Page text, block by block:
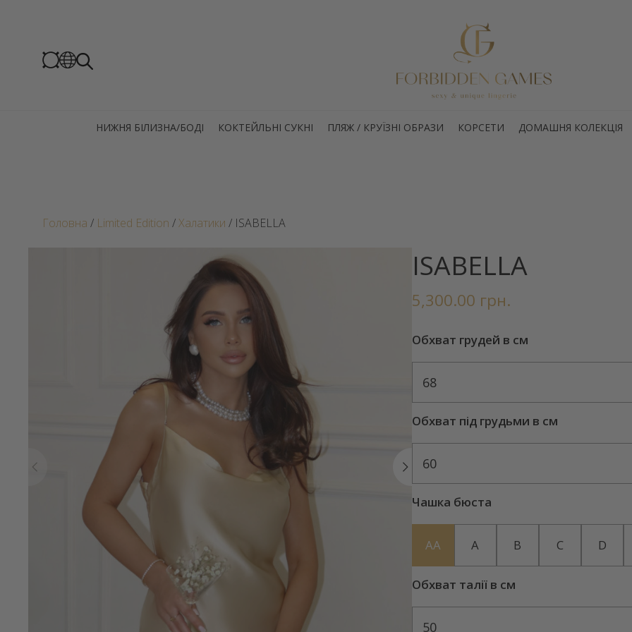
НИЖНЯ БІЛИЗНА/БОДІ КОКТЕЙЛЬНІ СУКНІ ПЛЯЖ / КРУЇЗНІ ОБРАЗИ КОРСЕТИ ДОМАШНЯ КОЛЕКЦІЯ
Головна / Limited Edition /Халатики / ISABELLA
ISABELLA
5,300.00 грн.
Обхват грудей в см
68
Обхват під грудьми в см
60
Чашка бюста
AA A B C D
Обхват талії в см
50